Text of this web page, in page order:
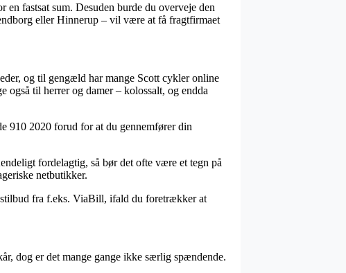
fastsat sum. Desuden burde du overveje den
eller Hinnerup – vil være at få fragtfirmaet
og til gengæld har mange Scott cykler online
også til herrer og damer – kolossalt, og endda
910 2020 forud for at du gennemfører din
fordelagtig, så bør det ofte være et tegn på
netbutikker.
fra f.eks. ViaBill, ifald du foretrækker at
dog er det mange gange ikke særlig spændende.